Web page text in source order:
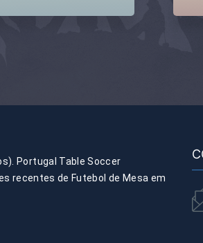
Portugal Table Soccer
recentes de Futebol de Mesa em